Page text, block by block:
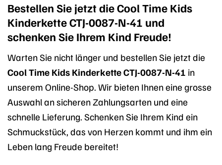
Bestellen Sie jetzt die Cool Time Kids
Kinderkette CTJ-0087-N-41 und
schenken Sie Ihrem Kind Freude!
Warten Sie nicht länger und bestellen Sie jetzt die
Cool Time Kids Kinderkette CTJ-0087-N-41 in
unserem Online-Shop. Wir bieten Ihnen eine grosse
Auswahl an sicheren Zahlungsarten und eine
schnelle Lieferung. Schenken Sie Ihrem Kind ein
Schmuckstück, das von Herzen kommt und ihm ein
Leben lang Freude bereitet!